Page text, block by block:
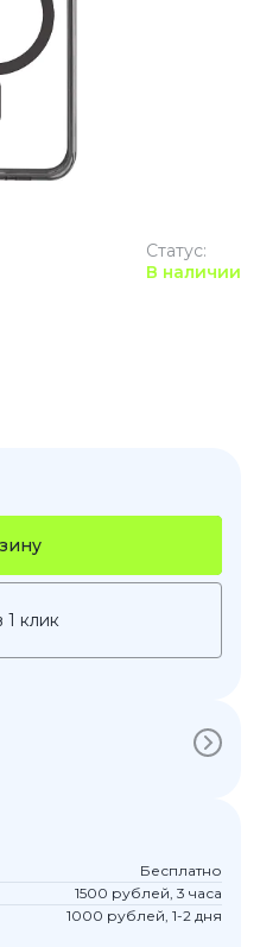
Статус:
В наличии
1 клик
Бесплатно
1500 рублей, 3 часа
1000 рублей, 1-2 дня